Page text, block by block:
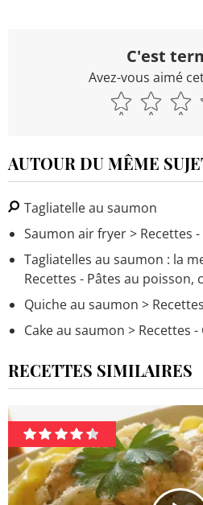
C'est
Avez-vous aimé
AUTOUR DU MÊME
Tagliatelle au saumon
Saumon air fryer> Recettes
Tagliatelles au saumon : la
Recettes - Pâtes au
Quiche au saumon >
Cake au saumon > Recettes
RECETTES SIMILAIRES